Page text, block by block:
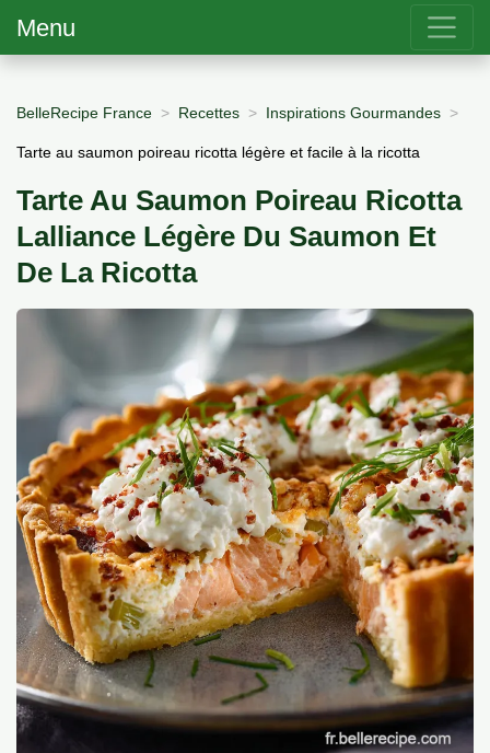
Menu
BelleRecipe France Recettes Inspirations Gourmandes
Tarte au saumon poireau ricotta légère et facile à la ricotta
Tarte Au Saumon Poireau Ricotta
Lalliance Légère Du Saumon Et
De La Ricotta